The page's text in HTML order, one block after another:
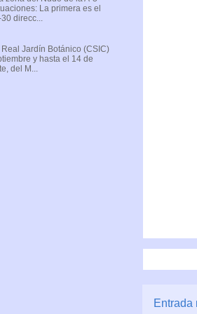
Entrada
La primera es el
direcc...
Jardín Botánico (CSIC)
y hasta el 14 de
del M...